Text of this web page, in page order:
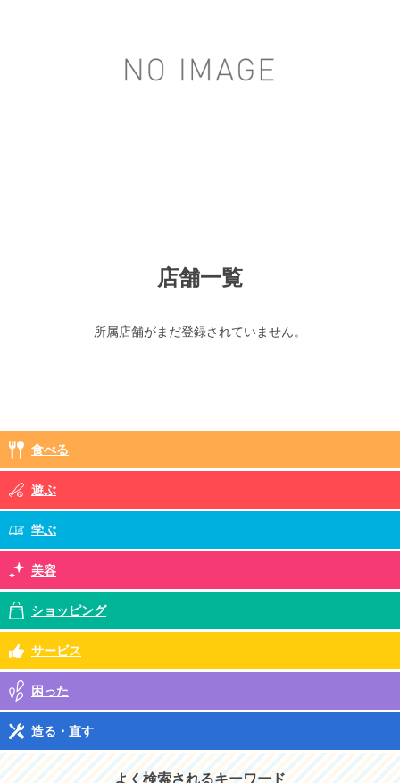
店舗一覧
所属店舗がまだ登録されていません。
食べる
遊ぶ
学ぶ
美容
ショッピング
サービス
困った
造る・直す
よく検索されるキーワード